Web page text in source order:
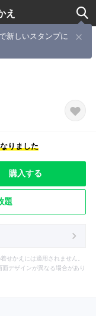
え
新しいスタンプに
りました
購入する
題
せかえには適用されません。
デザインが異なる場合があり